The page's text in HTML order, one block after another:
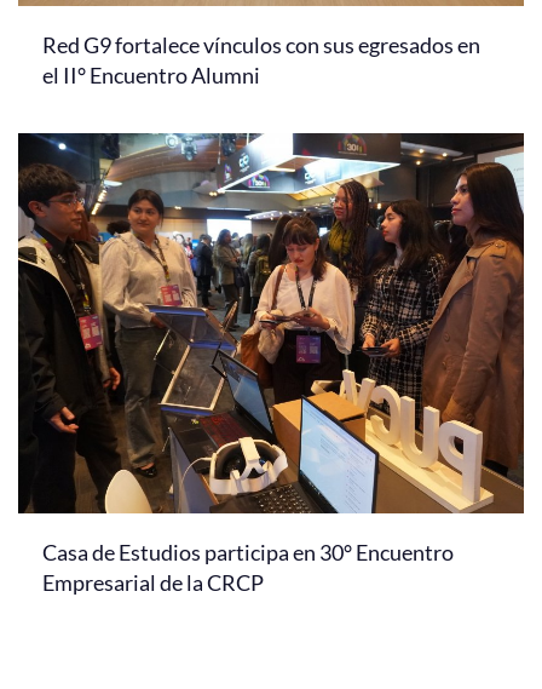
Red G9 fortalece vínculos con sus egresados en
el II° Encuentro Alumni
Casa de Estudios participa en 30° Encuentro
Empresarial de la CRCP